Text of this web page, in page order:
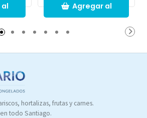
Agregar al
hortalizas, frutas y carnes.
todo Santiago.